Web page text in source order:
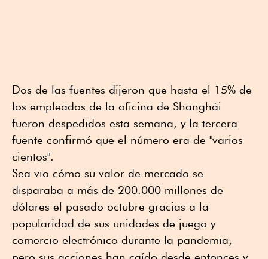
Dos de las fuentes dijeron que hasta el 15% de
los empleados de la oficina de Shanghái
fueron despedidos esta semana, y la tercera
fuente confirmó que el número era de "varios
cientos".
Sea vio cómo su valor de mercado se
disparaba a más de 200.000 millones de
dólares el pasado octubre gracias a la
popularidad de sus unidades de juego y
comercio electrónico durante la pandemia,
pero sus acciones han caído desde entonces y